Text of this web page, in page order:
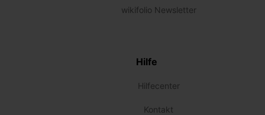
wikifolio Newsletter
Hilfe
Hilfecenter
Kontakt